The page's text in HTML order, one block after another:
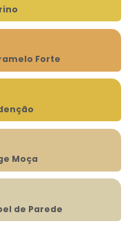
Forte
Moça
de Parede